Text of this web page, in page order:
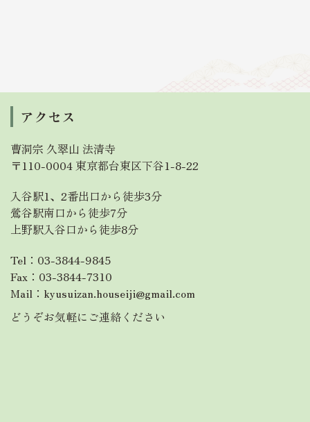
アクセス
曹洞宗 久翠山 法清寺
〒110-0004 東京都台東区下谷1-8-22
入谷駅1、2番出口から徒歩3分
鶯谷駅南口から徒歩7分
上野駅入谷口から徒歩8分
Tel： 03-3844-9845
Fax：03-3844-7310
Mail： kyusuizan.houseiji@gmail.com
どうぞお気軽にご連絡ください